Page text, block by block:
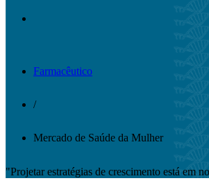
Farmacêutico
/
Mercado de Saúde da Mulher
"Projetar estratégias de crescimento está em